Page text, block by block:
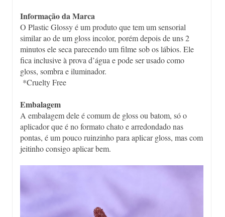
Informação da Marca
O Plastic Glossy é um produto que tem um sensorial
similar ao de um gloss incolor, porém depois de uns 2
minutos ele seca parecendo um filme sob os lábios. Ele
fica inclusive à prova d’água e pode ser usado como
gloss, sombra e iluminador.
*Cruelty Free
Embalagem
A embalagem dele é comum de gloss ou batom, só o
aplicador que é no formato chato e arredondado nas
pontas, é um pouco ruinzinho para aplicar gloss, mas com
jeitinho consigo aplicar bem.